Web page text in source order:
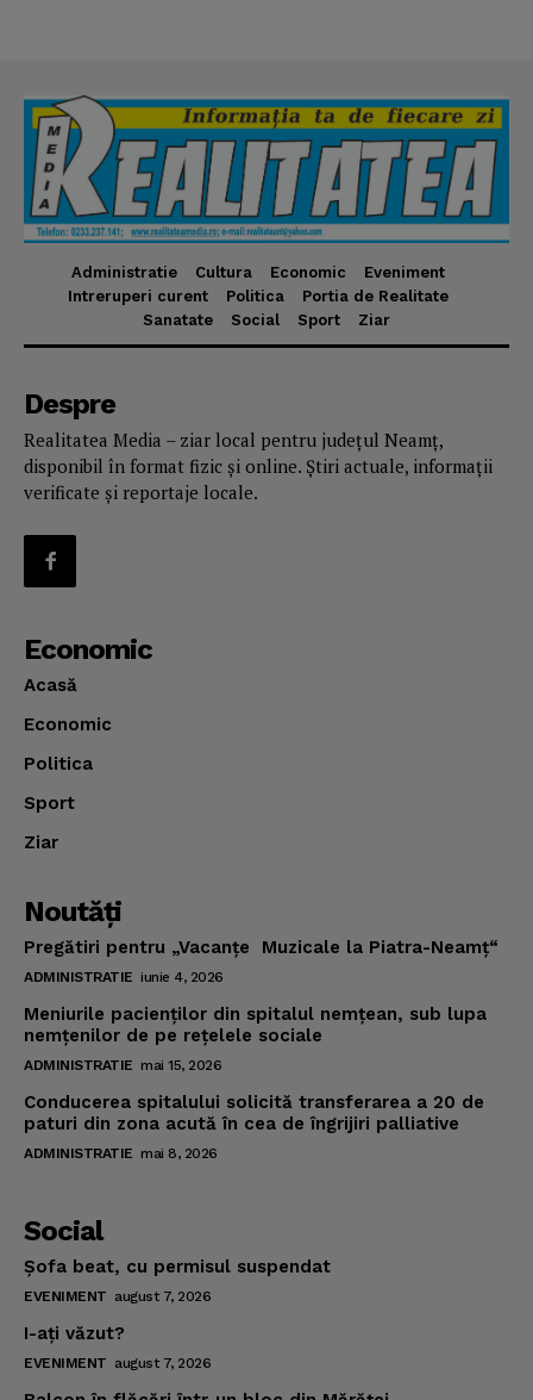
Administratie Cultura Economic
Eveniment
Intreruperi curent
Politica
Portia de Realitate
Sanatate
Social Sport Ziar
Despre
Realitatea Media – ziar local pentru județul Neamț,
disponibil în format fizic și online. Știri actuale, informații
verificate și reportaje locale.
Economic
Acasă
Economic
Politica
Sport
Ziar
Noutăţi
Pregătiri pentru „Vacanţe Muzicale la Piatra-Neamţ“
ADMINISTRATIE iunie 4, 2026
Meniurile pacienţilor din spitalul nemţean, sub lupa
nemţenilor de pe reţelele sociale
ADMINISTRATIE mai 15, 2026
Conducerea spitalului solicită transferarea a 20 de
paturi din zona acută în cea de îngrijiri palliative
ADMINISTRATIE mai 8, 2026
Social
Şofa beat, cu permisul suspendat
EVENIMENT august 7, 2026
I-aţi văzut?
EVENIMENT august 7, 2026